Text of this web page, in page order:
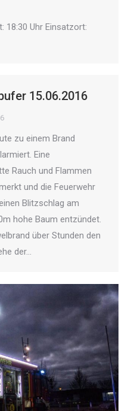
18:30 Uhr Einsatzort:
15.06.2016
zu einem Brand
Eine
Rauch und Flammen
und die Feuerwehr
Blitzschlag am
hohe Baum entzündet.
über Stunden den
der…